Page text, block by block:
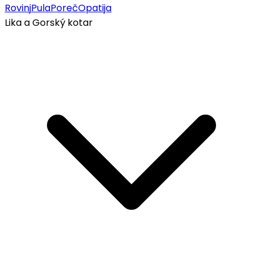
RovinjPulaPorečOpatija
Lika a Gorský kotar